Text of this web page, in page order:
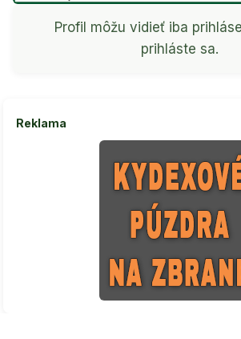
Profil môžu vidieť iba
prihláste sa.
Reklama